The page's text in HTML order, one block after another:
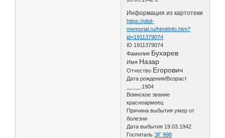
Информация из картотеки
https://obd-
memorial.ru/html/info.htm?
id=1911379074
ID 1911379074
Фамилия Бухарев
Имя Назар
Отчество Егорович
Дата рождения/Возраст
__.__.1904
Воинское звание
красноармеец
Причина выбытия умер от
болезни
Дата выбытия 19.03.1942
ГоспитальЭГ 998